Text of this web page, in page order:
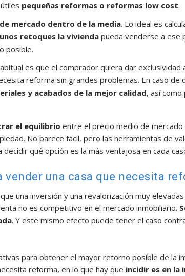
pequeñas reformas o reformas low cost.
mercado dentro de la media. Lo ideal es
retoques la vivienda pueda venderse a ese
posible.
es que el comprador quiera dar exclusividad
reforma sin grandes problemas. En caso
y acabados de la mejor calidad, así
el equilibrio entre el precio medio de
No parece fácil, pero las herramientas de
qué opción es la más ventajosa en cada
vender una casa que necesita
una inversión y una revalorización muy
no es competitivo en el mercado inmobiliario.
. Y este mismo efecto puede tener el caso
para obtener el mayor retorno posible de la
reforma, en lo que hay que incidir es en la